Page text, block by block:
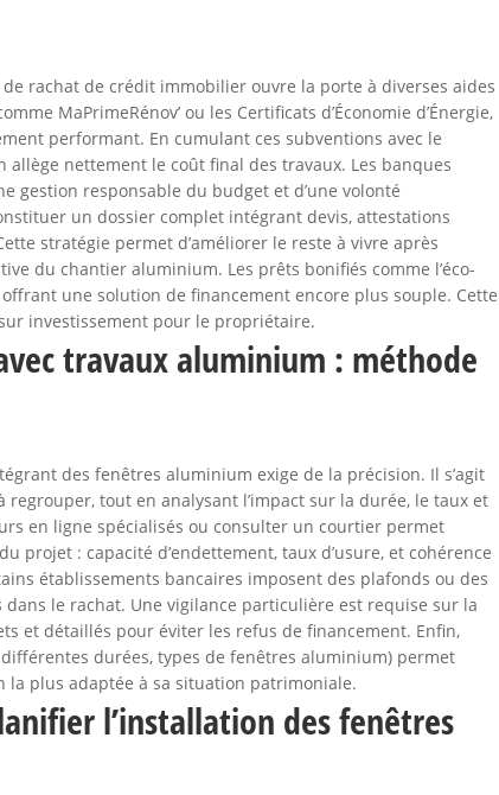
rachat de crédit immobilier ouvre la porte à diverses aides
MaPrimeRénov’ ou les Certificats d’Économie d’Énergie,
performant. En cumulant ces subventions avec le
nettement le coût final des travaux. Les banques
gestion responsable du budget et d’une volonté
un dossier complet intégrant devis, attestations
stratégie permet d’améliorer le reste à vivre après
du chantier aluminium. Les prêts bonifiés comme l’éco-
une solution de financement encore plus souple. Cette
investissement pour le propriétaire.
travaux aluminium : méthode
des fenêtres aluminium exige de la précision. Il s’agit
tout en analysant l’impact sur la durée, le taux et
en ligne spécialisés ou consulter un courtier permet
projet : capacité d’endettement, taux d’usure, et cohérence
établissements bancaires imposent des plafonds ou des
le rachat. Une vigilance particulière est requise sur la
et détaillés pour éviter les refus de financement. Enfin,
durées, types de fenêtres aluminium) permet
plus adaptée à sa situation patrimoniale.
l’installation des fenêtres